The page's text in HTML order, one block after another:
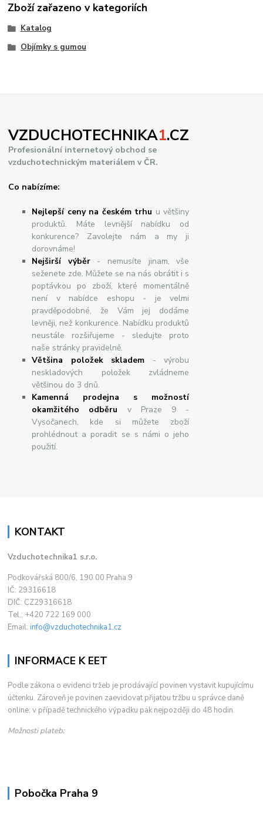
Zboží zařazeno v kategoriích
Katalog
Objímky s gumou
VZDUCHOTECHNIKA1.CZ
Profesionální internetový obchod se
vzduchotechnickým materiálem v ČR.
Co nabízíme:
Nejlepší ceny na českém trhu u většiny
produktů. Máte levnější nabídku od
konkurence? Zavolejte nám a my ji
dorovnáme!
Nejširšívýběr- nemusíte jinam, vše
seženete zde. Můžete se na nás obrátit i s
poptávkou po zboží, které momentálně
není v nabídce eshopu - je velmi
pravděpodobné, že Vám jej dodáme
levněji, než konkurence. Nabídku produktů
neustále rozšiřujeme - sledujte proto
naše stránky pravidelně.
Většina položek skladem - výrobu
neskladových položek zvládneme
většinou do 3 dnů.
Kamenná prodejna s možností
okamžitého odběru v Praze 9 -
Vysočanech, kde si můžete zboží
prohlédnout a poradit se s námi o jeho
použití.
KONTAKT
Vzduchotechnika1 s.r.o.
Podkovářská 800/6, 190 00 Praha 9
IČ: 29316618
DIČ: CZ29316618
Tel.: +420 722 169 000
Email:info@vzduchotechnika1.cz
INFORMACE K EET
Podle zákona o evidenci tržeb je prodávající povinen vystavit kupujícímu
účtenku. Zároveň je povinen zaevidovat přijatou tržbu u správce daně
online; v případě technického výpadku pak nejpozději do 48 hodin.
Možnosti plateb:
Pobočka Praha 9